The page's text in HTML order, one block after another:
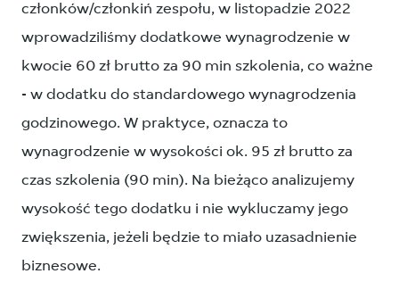
członków/członkiń zespołu, w listopadzie 2022
wprowadziliśmy dodatkowe wynagrodzenie w
kwocie 60 zł brutto za 90 min szkolenia, co ważne
- w dodatku do standardowego wynagrodzenia
godzinowego. W praktyce, oznacza to
wynagrodzenie w wysokości ok. 95 zł brutto za
czas szkolenia (90 min). Na bieżąco analizujemy
wysokość tego dodatku i nie wykluczamy jego
zwiększenia, jeżeli będzie to miało uzasadnienie
biznesowe.